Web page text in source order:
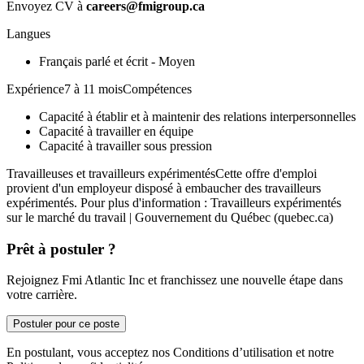
Envoyez CV à careers@fmigroup.ca
Langues
Français parlé et écrit - Moyen
Expérience7 à 11 moisCompétences
Capacité à établir et à maintenir des relations interpersonnelles
Capacité à travailler en équipe
Capacité à travailler sous pression
Travailleuses et travailleurs expérimentésCette offre d'emploi
provient d'un employeur disposé à embaucher des travailleurs
expérimentés. Pour plus d'information : Travailleurs expérimentés
sur le marché du travail | Gouvernement du Québec (quebec.ca)
Prêt à postuler ?
Rejoignez Fmi Atlantic Inc et franchissez une nouvelle étape dans
votre carrière.
Postuler pour ce poste
En postulant, vous acceptez nos Conditions d’utilisation et notre